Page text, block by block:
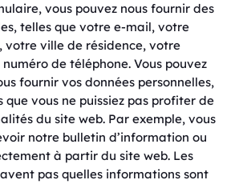
vous pouvez nous fournir des
telles que votre e-mail, votre
votre ville de résidence, votre
de téléphone. Vous pouvez
fournir vos données personnelles,
que vous ne puissiez pas profiter de
du site web. Par exemple, vous
notre bulletin d’information ou
à partir du site web. Les
pas quelles informations sont